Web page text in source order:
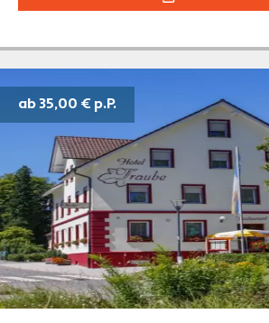
ab 35,00 € p.P.